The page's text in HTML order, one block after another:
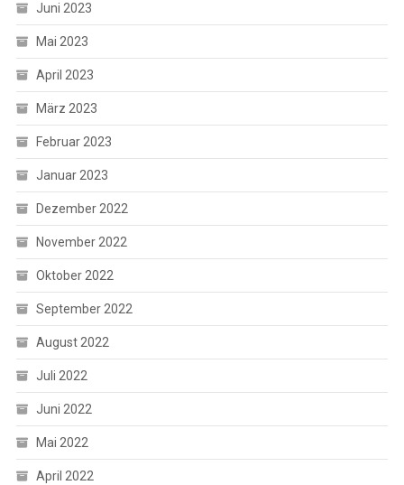
Juni 2023
Mai 2023
April 2023
März 2023
Februar 2023
Januar 2023
Dezember 2022
November 2022
Oktober 2022
September 2022
August 2022
Juli 2022
Juni 2022
Mai 2022
April 2022